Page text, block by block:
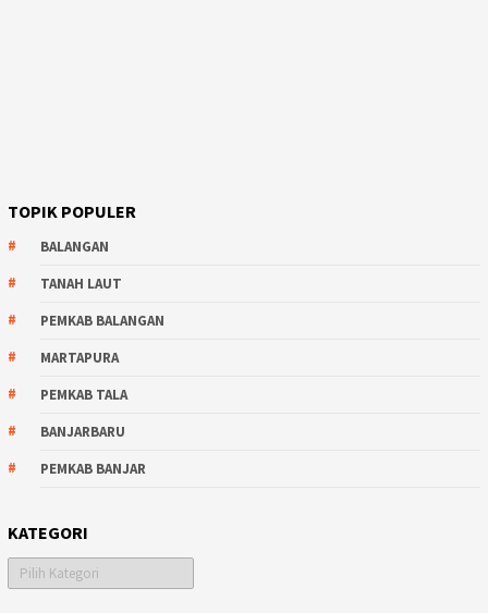
TOPIK POPULER
BALANGAN
TANAH LAUT
PEMKAB BALANGAN
MARTAPURA
PEMKAB TALA
BANJARBARU
PEMKAB BANJAR
KATEGORI
Kategori